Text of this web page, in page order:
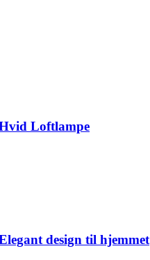
Loftlampe
design til hjemmet